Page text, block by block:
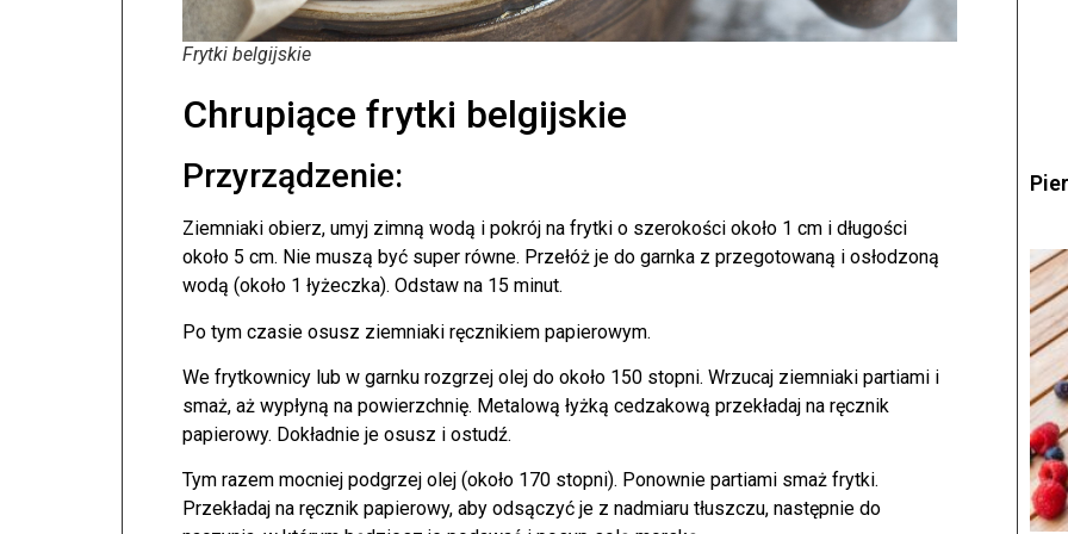
Frytki belgijskie
Chrupiące frytki belgijskie
Przyrządzenie:
Ziemniaki obierz, umyj zimną wodą i pokrój na frytki o szerokości około 1 cm i długości
około 5 cm. Nie muszą być super równe. Przełóż je do garnka z przegotowaną i osłodzoną
wodą (około 1 łyżeczka). Odstaw na 15 minut.
Po tym czasie osusz ziemniaki ręcznikiem papierowym.
We frytkownicy lub w garnku rozgrzej olej do około 150 stopni. Wrzucaj ziemniaki partiami i
smaż, aż wypłyną na powierzchnię. Metalową łyżką cedzakową przekładaj na ręcznik
papierowy. Dokładnie je osusz i ostudź.
Tym razem mocniej podgrzej olej (około 170 stopni). Ponownie partiami smaż frytki.
Przekładaj na ręcznik papierowy, aby odsączyć je z nadmiaru tłuszczu, następnie do